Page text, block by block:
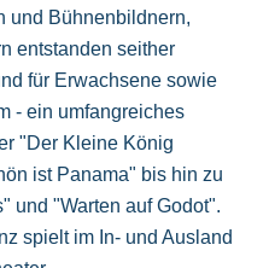
und Bühnenbildnern,
entstanden seither
für Erwachsene sowie
- ein umfangreiches
"Der Kleine König
ist Panama" bis hin zu
und "Warten auf Godot".
spielt im In- und Ausland